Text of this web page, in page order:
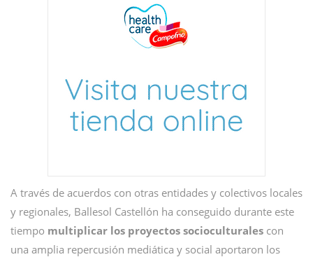
A través de acuerdos con otras entidades y colectivos locales
y regionales, Ballesol Castellón ha conseguido durante este
tiempo multiplicar los proyectos socioculturales con
una amplia repercusión mediática y social aportaron los